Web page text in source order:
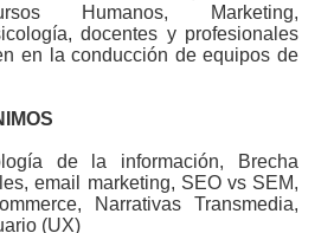
Humanos, Marketing,
docentes y profesionales
en la conducción de equipos de
de la información, Brecha
email marketing, SEO vs SEM,
Narrativas Transmedia,
(UX)